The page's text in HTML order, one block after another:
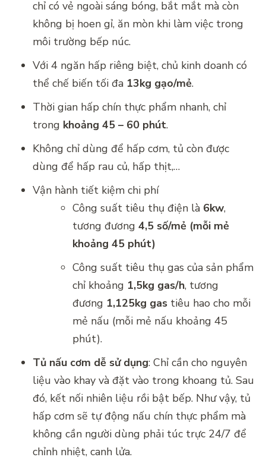
chỉ có vẻ ngoài sáng bóng, bắt mắt mà còn
không bị hoen gỉ, ăn mòn khi làm việc trong
môi trường bếp núc.
Với 4 ngăn hấp riêng biệt, chủ kinh doanh có
thể chế biến tối đa 13kg gạo/mẻ.
Thời gian hấp chín thực phẩm nhanh, chỉ
trong khoảng 45 – 60 phút.
Không chỉ dùng để hấp cơm, tủ còn được
dùng để hấp rau củ, hấp thịt,…
Vận hành tiết kiệm chi phí
Công suất tiêu thụ điện là 6kw,
tương đương 4,5 số/mẻ (mỗi mẻ
khoảng 45 phút)
Công suất tiêu thụ gas của sản phẩm
chỉ khoảng 1,5kg gas/h, tương
đương 1,125kg gas tiêu hao cho mỗi
mẻ nấu (mỗi mẻ nấu khoảng 45
phút).
Tủ nấu cơm dễ sử dụng: Chỉ cần cho nguyên
liệu vào khay và đặt vào trong khoang tủ. Sau
đó, kết nối nhiên liệu rồi bật bếp. Như vậy, tủ
hấp cơm sẽ tự động nấu chín thực phẩm mà
không cần người dùng phải túc trực 24/7 để
chỉnh nhiệt, canh lửa.